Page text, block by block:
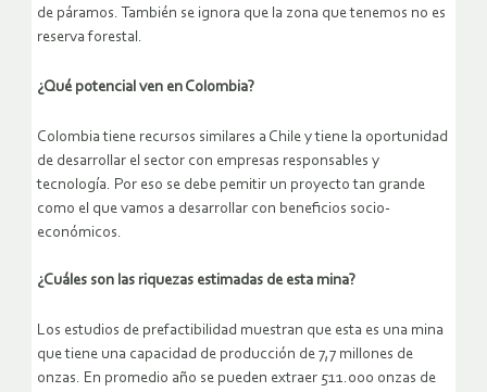
de páramos. También se ignora que la zona que tenemos no es
reserva forestal.
¿Qué potencial ven en Colombia?
Colombia tiene recursos similares a Chile y tiene la oportunidad
de desarrollar el sector con empresas responsables y
tecnología. Por eso se debe pemitir un proyecto tan grande
como el que vamos a desarrollar con beneficios socio-
económicos.
¿Cuáles son las riquezas estimadas de esta mina?
Los estudios de prefactibilidad muestran que esta es una mina
que tiene una capacidad de producción de 7,7 millones de
onzas. En promedio año se pueden extraer 511.000 onzas de